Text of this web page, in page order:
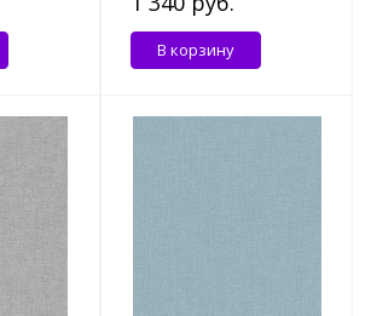
В корзину